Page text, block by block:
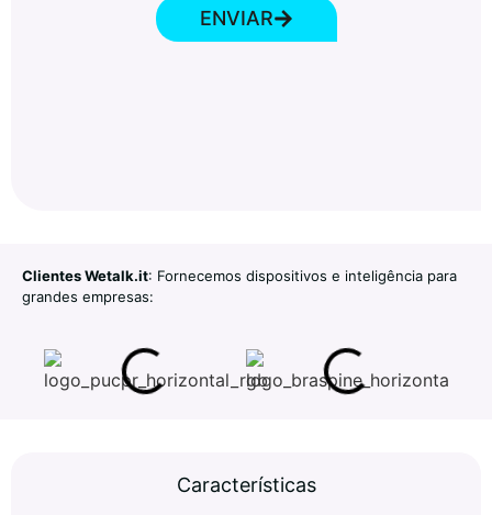
ENVIAR
Clientes Wetalk.it: Fornecemos dispositivos e inteligência para
grandes empresas:
Características